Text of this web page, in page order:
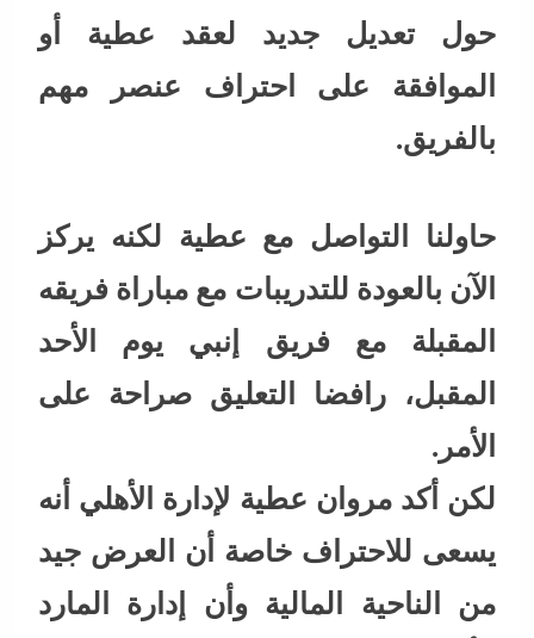
حول تعديل جديد لعقد عطية أو
الموافقة على احتراف عنصر مهم
بالفريق.
حاولنا التواصل مع عطية لكنه يركز
الآن بالعودة للتدريبات مع مباراة فريقه
المقبلة مع فريق إنبي يوم الأحد
المقبل، رافضا التعليق صراحة على
الأمر.
لكن أكد مروان عطية لإدارة الأهلي أنه
يسعى للاحتراف خاصة أن العرض جيد
من الناحية المالية وأن إدارة المارد